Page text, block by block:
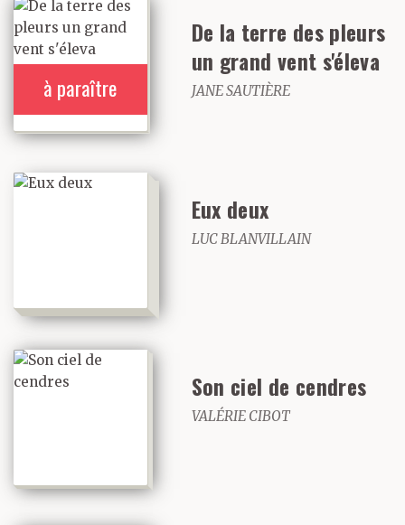
à paraître
De la terre des pleurs
un grand vent s'éleva
JANE SAUTIÈRE
Eux deux
LUC BLANVILLAIN
Son ciel de cendres
VALÉRIE CIBOT